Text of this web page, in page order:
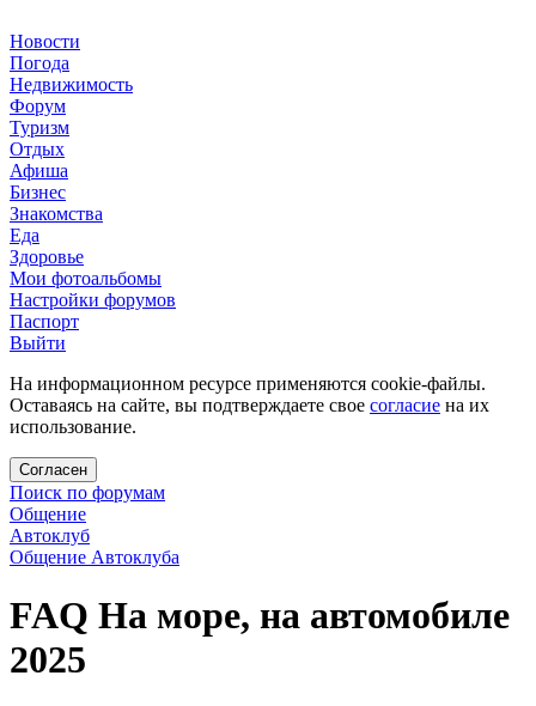
Новости
Погода
Недвижимость
Форум
Туризм
Отдых
Афиша
Бизнес
Знакомства
Еда
Здоровье
Мои фотоальбомы
Настройки форумов
Паспорт
Выйти
На информационном ресурсе применяются cookie-файлы.
Оставаясь на сайте, вы подтверждаете свое согласие на их
использование.
Согласен
Поиск по форумам
Общение
Автоклуб
Общение Автоклуба
FAQ На море, на автомобиле
2025